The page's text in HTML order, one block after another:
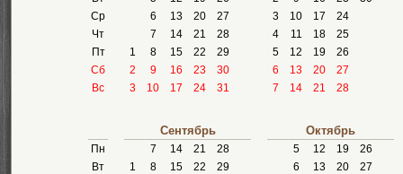
Ср
Чт
Пт
Сб
Вс
6
13 20
27
7
14 21
28
1
8 15 22
29
2
9 16 23
30
3
10 17 24 31
3
10 17
24
4
11 18
25
5
12 19
26
6
13 20
27
7
14 21 28
Пн
Вт
Сентябрь
7 14 21
28
1
8 15 22
29
Октябрь
5 12 19
26
6
13 20
27